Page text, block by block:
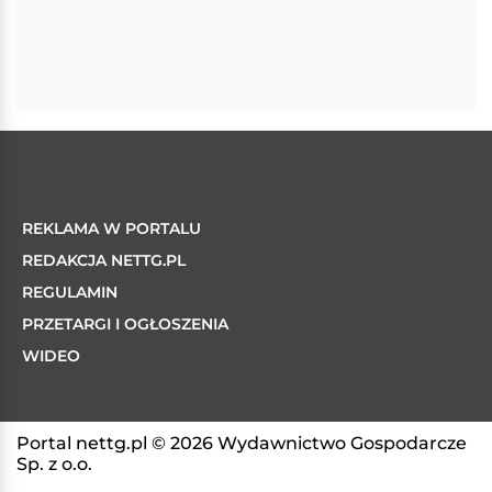
REKLAMA W PORTALU
REDAKCJA NETTG.PL
REGULAMIN
PRZETARGI I OGŁOSZENIA
WIDEO
Portal nettg.pl © 2026 Wydawnictwo Gospodarcze
Sp. z o.o.